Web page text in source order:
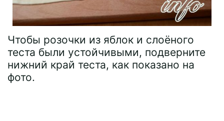
Чтобы розочки из яблок и слоёного
теста были устойчивыми, подверните
нижний край теста, как показано на
фото.